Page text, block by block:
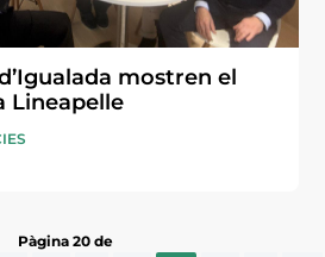
mostren el
Lineapelle
Pàgina 20 de